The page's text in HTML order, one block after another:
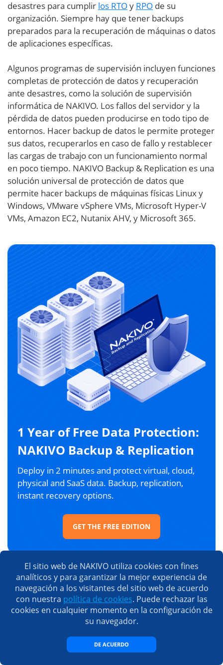
desastres para cumplir los RTOy RPO de su
organización. Siempre hay que tener backups
preparados para la recuperación de máquinas o datos
de aplicaciones específicas.
Algunos programas de supervisión incluyen funciones
completas de protección de datos y recuperación
ante desastres, como la solución de supervisión
informática de NAKIVO. Los fallos del servidor y la
pérdida de datos pueden producirse en todo tipo de
entornos. Hacer backup de datos le permite proteger
sus datos, recuperarlos en caso de fallo y restablecer
las cargas de trabajo con un funcionamiento normal
en poco tiempo. NAKIVO Backup & Replication es una
solución universal de protección de datos que
permite hacer backups de máquinas físicas Linux y
Windows, VMware vSphere VMs, Microsoft Hyper-V
VMs, Amazon EC2, Nutanix AHV, y Microsoft 365.
1 Year of Free Data Protection:
NAKIVO Backup & Replication
Deploy in 2 minutes and protect virtual, cloud,
physical and SaaS data. Backup, replication,
instant recovery options.
GET THE FREE EDITION
Artículos recomendados
El sitio web de NAKIVO utiliza cookies con fines
analíticos y para garantizar la mejor experiencia de
navegación a los visitantes del sitio web de acuerdo
con nuestra política de cookies. Puede rechazar las
cookies en cualquier momento en la configuración de
su navegador.
DE ACUERDO